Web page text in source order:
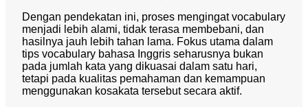
Dengan pendekatan ini, proses mengingat vocabulary
menjadi lebih alami, tidak terasa membebani, dan
hasilnya jauh lebih tahan lama. Fokus utama dalam
tips vocabulary bahasa Inggris seharusnya bukan
pada jumlah kata yang dikuasai dalam satu hari,
tetapi pada kualitas pemahaman dan kemampuan
menggunakan kosakata tersebut secara aktif.